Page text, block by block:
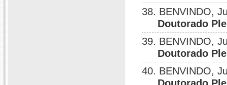
38. BENVINDO,
Doutorado
39. BENVINDO,
Doutorado
40. BENVINDO,